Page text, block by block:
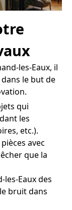
les-Eaux, il
le but de
qui
les
etc.).
avec
que la
les-Eaux des
bruit dans